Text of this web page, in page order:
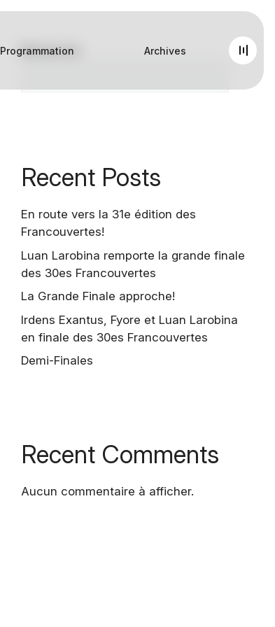
Programmation Archives
Recherche
Recent Posts
En route vers la 31e édition des
Francouvertes!
Luan Larobina remporte la grande finale
des 30es Francouvertes
La Grande Finale approche!
Irdens Exantus, Fyore et Luan Larobina
en finale des 30es Francouvertes
Demi-Finales
Recent Comments
Aucun commentaire à afficher.